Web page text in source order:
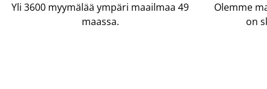
Yli 3600 myymälää ympäri maailmaa 49
maassa.
Olemme
on